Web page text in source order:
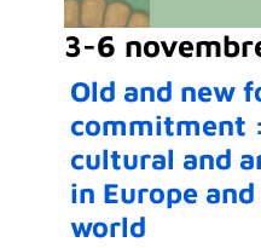
3-6
Old and new
commitment :
cultural and
in Europe
world